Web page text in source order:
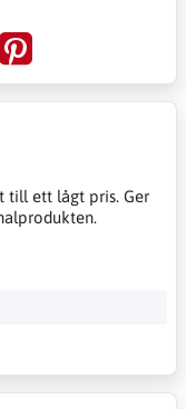
till ett lågt pris. Ger